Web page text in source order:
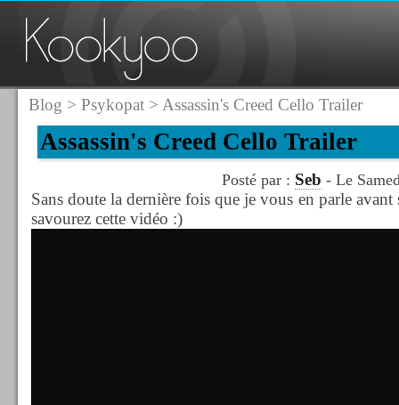
Blog > Psykopat> Assassin's Creed Cello Trailer
Assassin's Creed Cello Trailer
Posté par : Seb - Le
Sans doute la dernière fois que je vous en parle avant
savourez cette vidéo :)